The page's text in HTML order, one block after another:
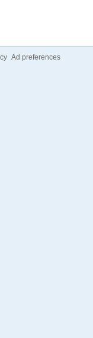
Ad preferences